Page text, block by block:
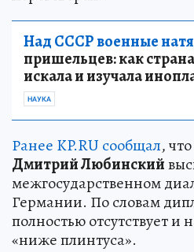
Над СССР военные
пришельцев: как
искала и изучала
НАУКА
Ранее KP.RU сообщал,
Дмитрий Любинский
межгосударственном
Германии. По словам
полностью отсутствует и
«ниже плинтуса».